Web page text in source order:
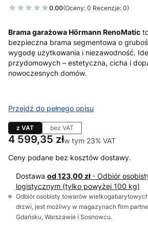
0.00(Oceny: 0 Recenzje: 0)
Brama garażowa Hörmann RenoMatic
bezpieczna brama segmentowa o
wygodę użytkowania i niezawodność.
przydomowych – estetyczna, cicha i
nowoczesnych domów.
Przejdź do pełnego opisu
z VAT bez VAT
Cena
4 599,35 złw tym 23% VAT
w tym 23% VAT
Ceny podane bez kosztów dostawy.
Dostawa od 123,00 zł - Odbiór
logistycznym (tylko powyżej 100 kg)
Odbiór osobisty towarów
drzwi, jest możliwy w magazynach firm
Gdańsku, Warszawie i Sosnowcu.